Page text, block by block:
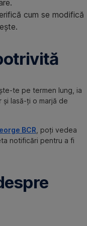
cum se modifică
te pe termen lung, ia
lasă-ți o marjă de
BCR , poți vedea
notificări pentru a fi